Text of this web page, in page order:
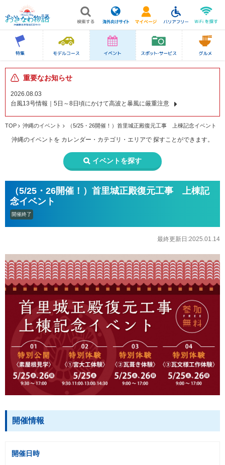
重要なお知らせ
2026.08.03
台風13号情報｜5日～8日頃にかけて高波と暴風に厳重注意
TOP 沖縄のイベント （5/25・26開催！）首里城正殿復元工事 上棟記念イベント
沖縄のイベントを カレンダー・カテゴリ・エリアで 探すことができます。
イベントを探す
（5/25・26開催！）首里城正殿復元工事 上棟記
念イベント
開催終了
最終更新日:2025.01.14
開催情報
開催日時